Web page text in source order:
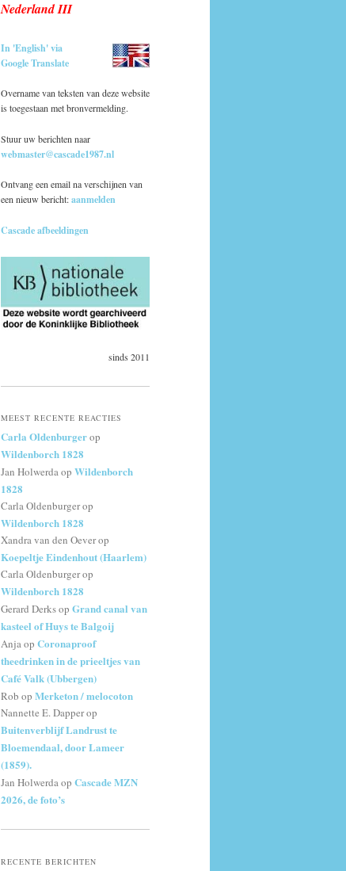
Nederland III
In 'English' via
Google Translate
Overname van teksten van deze website
is toegestaan met bronvermelding.
Stuur uw berichten naar
webmaster@cascade1987.nl
Ontvang een email na verschijnen van
een nieuw bericht:aanmelden
Cascade afbeeldingen
sinds 2011
MEEST RECENTE REACTIES
Carla Oldenburgerop
Wildenborch 1828
Jan Holwerdaop Wildenborch
1828
Carla Oldenburgerop
Wildenborch 1828
Xandra van den Oeverop
Koepeltje Eindenhout (Haarlem)
Carla Oldenburgerop
Wildenborch 1828
Gerard Derksop Grand canal van
kasteel of Huys te Balgoij
Anjaop Coronaproof
theedrinken in de prieeltjes van
Café Valk (Ubbergen)
Rob op Merketon / melocoton
Nannette E. Dapperop
Buitenverblijf Landrust te
Bloemendaal, door Lameer
(1859).
Jan Holwerdaop Cascade MZN
2026, de foto’s
RECENTE BERICHTEN